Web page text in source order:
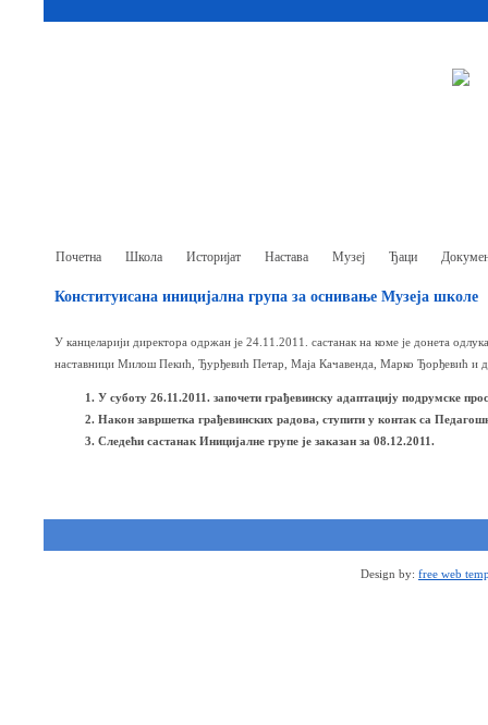
Почетна Школа Историјат Настава Музеј Ђаци
Конституисана иницијална група за оснивање Музеја школе
У канцеларији директора одржан је 24.11.2011. састанак на коме је донета
наставници Милош Пекић, Ђурђевић Петар, Маја Качавенда, Марко Ђорђевић и
У суботу 26.11.2011. започети грађевинску адаптацију подрумске
Након завршетка грађевинских радова, ступити у контак са
Следећи састанак Иницијалне групе је заказан за 08.12.2011.
Design by: free web